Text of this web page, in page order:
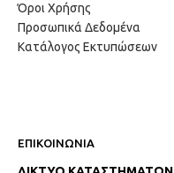
Όροι Χρήσης
Προσωπικά Δεδομένα
Κατάλογος Εκτυπώσεων
ΕΠΙΚΟΙΝΩΝΙΑ